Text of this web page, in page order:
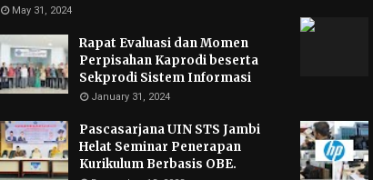
May 31, 2024
Rapat Evaluasi dan Momen
Perpisahan Kaprodi beserta
Sekprodi Sistem Informasi
January 31, 2024
Pascasarjana UIN STS Jambi
Helat Seminar Penerapan
Kurikulum Berbasis OBE.